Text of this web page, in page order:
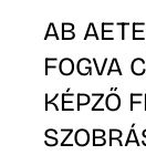
AB
FOGVA
KÉPZŐ